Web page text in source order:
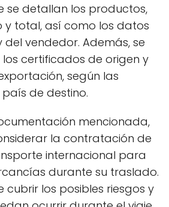
se detallan los productos,
y total, así como los datos
vendedor. Además, se
certificados de origen y
según las
de destino.
mencionada,
la contratación de
internacional para
durante su traslado.
cubrir los posibles riesgos y